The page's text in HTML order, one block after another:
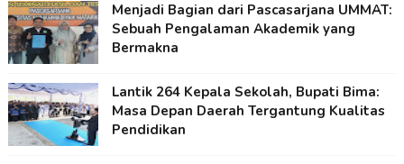
Menjadi Bagian dari Pascasarjana UMMAT:
Sebuah Pengalaman Akademik yang
Bermakna
Lantik 264 Kepala Sekolah, Bupati Bima:
Masa Depan Daerah Tergantung Kualitas
Pendidikan